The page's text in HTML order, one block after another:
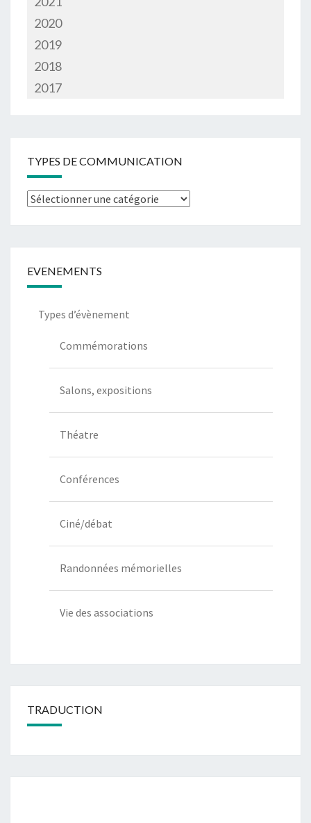
2020
2019
2018
2017
TYPES DE COMMUNICATION
Types
EVENEMENTS
Types d’évènement
Commémorations
Salons, expositions
Théatre
Conférences
Ciné/débat
Randonnées mémorielles
Vie des associations
TRADUCTION